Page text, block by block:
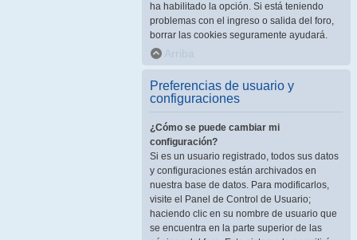
ha habilitado la opción. Si está teniendo
problemas con el ingreso o salida del foro,
borrar las cookies seguramente ayudará.
Arriba
Preferencias de usuario y
configuraciones
¿Cómo se puede cambiar mi
configuración?
Si es un usuario registrado, todos sus datos
y configuraciones están archivados en
nuestra base de datos. Para modificarlos,
visite el Panel de Control de Usuario;
haciendo clic en su nombre de usuario que
se encuentra en la parte superior de las